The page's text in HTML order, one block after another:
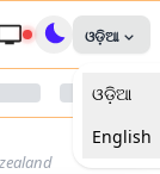
ଓଡ଼ିଆ
ଓଡ଼ିଆ
English